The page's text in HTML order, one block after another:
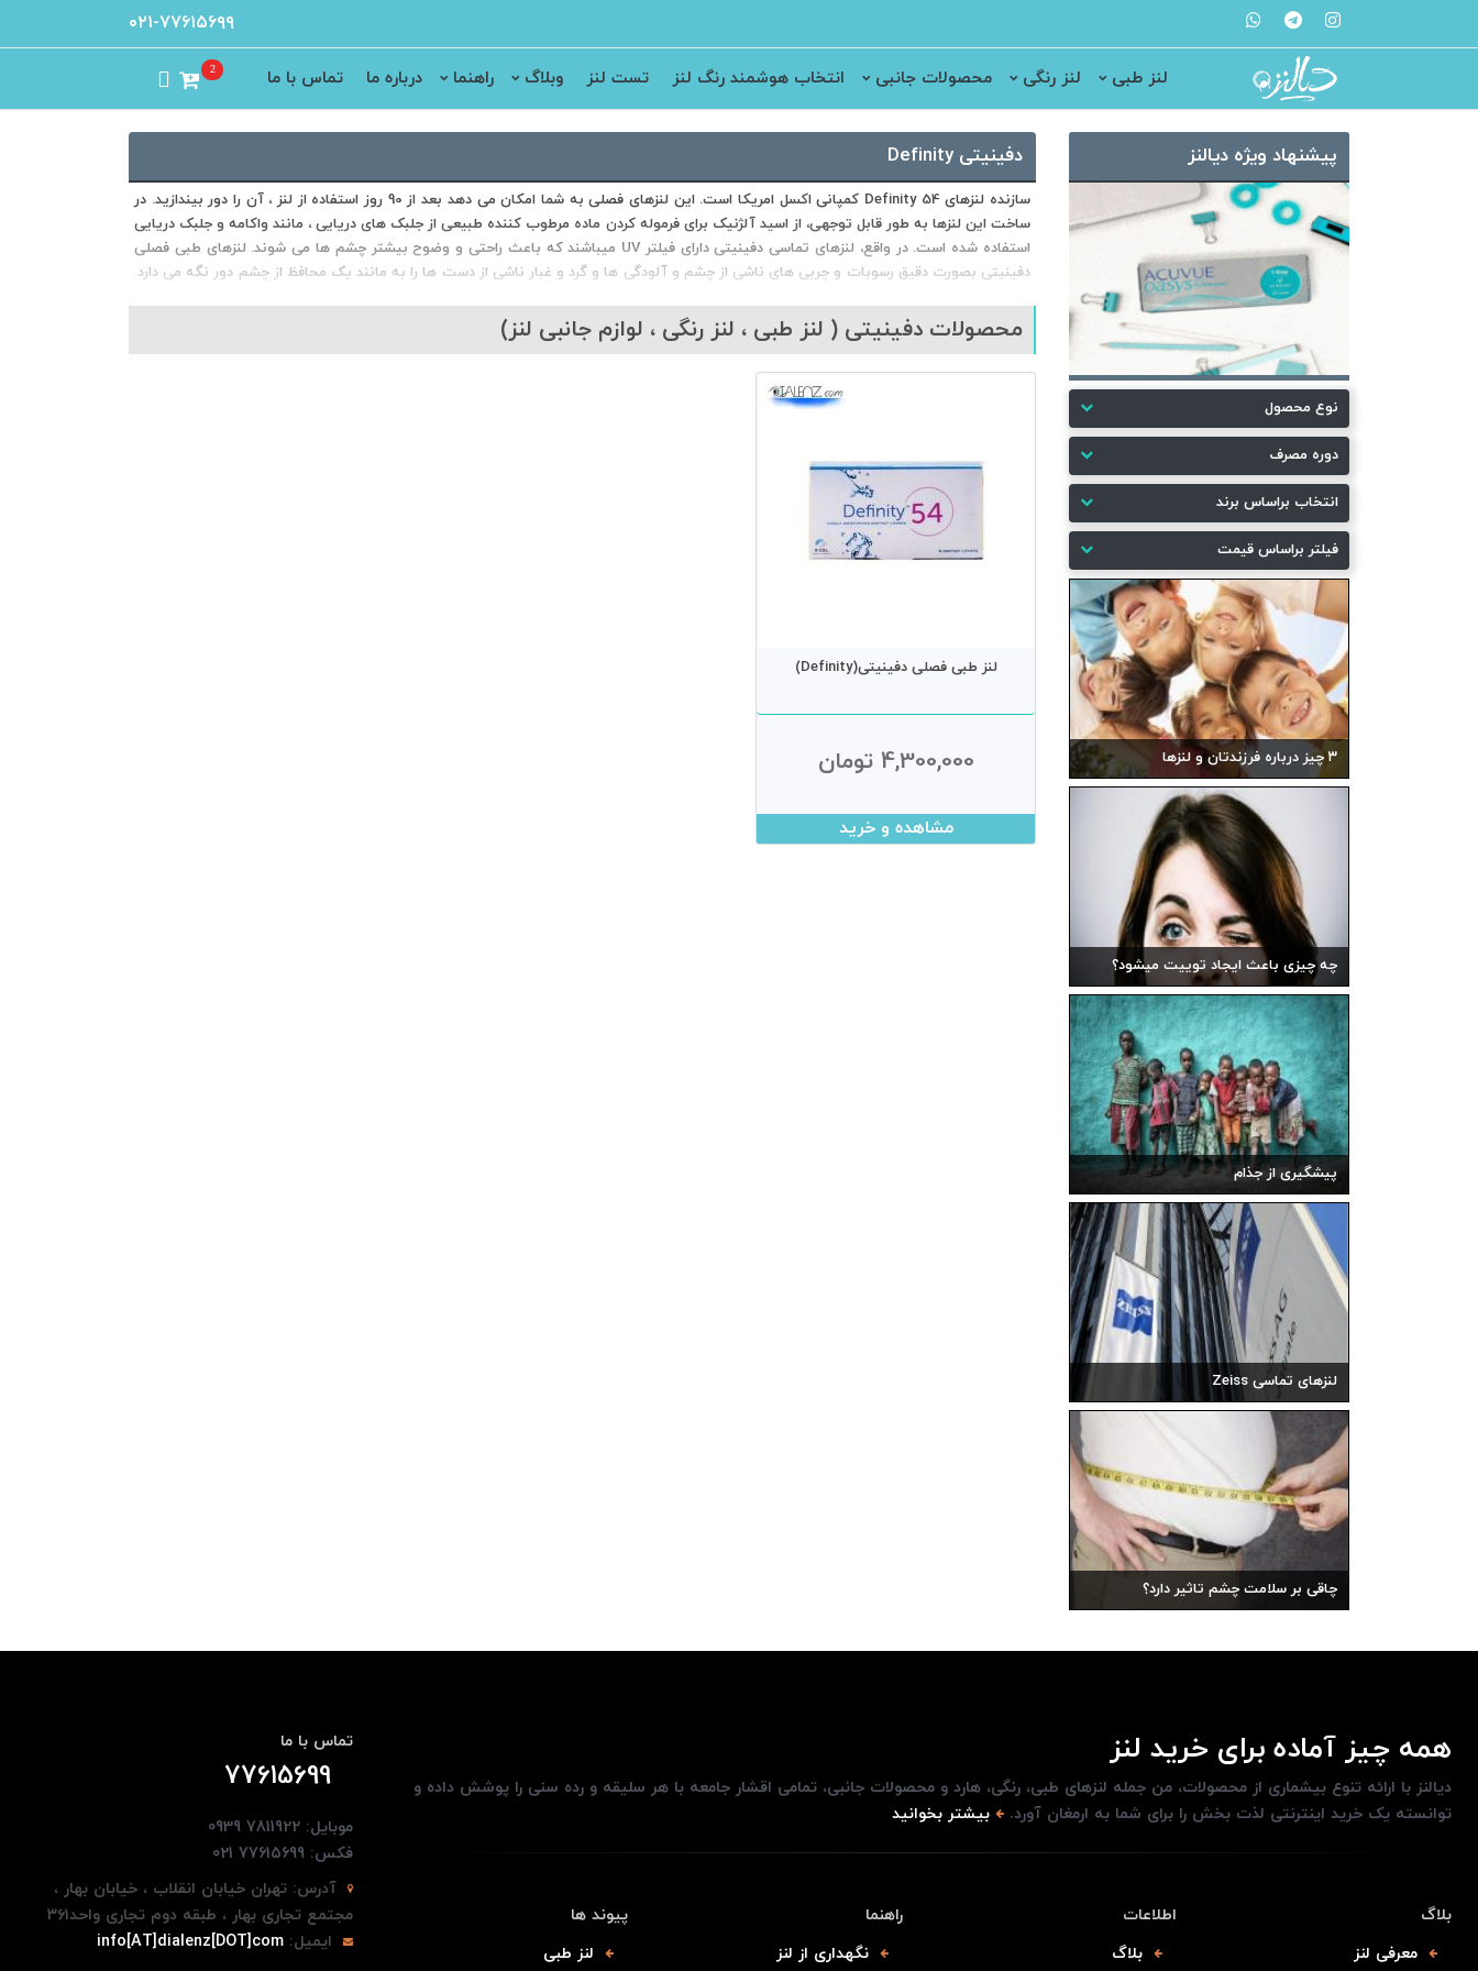
۰۲۱-۷۷۶۱۵۶۹۹
لنز طبی لنز رنگی محصولات جانبی انتخاب هوشمند رنگ لنز تست لنز وبلاگ راهنما درباره ما تماس با ما 2
پیشنهاد ویژه دیالنز
نوع محصول
دوره مصرف
انتخاب براساس برند
فیلتر براساس قیمت
۳ چیز درباره فرزندتان و لنزها
چه چیزی باعث ایجاد توییت میشود؟
پیشگیری از جذام
لنزهای تماسی Zeiss
چاقی بر سلامت چشم تاثیر دارد؟
دفینیتی Definity
سازنده لنزهای Definity 54 کمپانی اکسل امریکا است. این لنزهای فصلی به شما امکان می دهد بعد از 90 روز استفاده از لنز ، آن را دور بیندازید. در
ساخت این لنزها به طور قابل توجهی، از اسید آلژنیک برای فرموله کردن ماده مرطوب کننده طبیعی از جلبک های دریایی ، مانند واکامه و جلبک دریایی
استفاده شده است. در واقع، لنزهای تماسی دفینیتی دارای فیلتر UV میباشند که باعث راحتی و وضوح بیشتر چشم ها می شوند. لنزهای طبی فصلی
دفینیتی بصورت دقیق رسوبات و چربی های ناشی از چشم و آلودگی ها و گرد و غبار ناشی از دست ها را به مانند یک محافظ از چشم دور نگه می دارد.
آبرسانی فوق العاده 54 درصدی و همچنین حفظ رطوبت چشم در طول روز، از نوع لنزهای طبی با کیفیت بالا محسوب می شوند. به طور خاص، لنز
طبی فصلی Definity 54 دارای حفاظت UltraVision CLPL است. همچنین این برند از کمپانی اکسل در آسیا و بیشتر در اروپا با نسبت بیشتری موجود
دارای دو نماد منفی و مثبت با پایداری الکتریکی است. بنابراین، چشم را پایدار می کند و آلودگی ها و گرد و غبار را از لنز دور می کند. . دارای جاذب
محصولات دفینیتی ( لنز طبی ، لنز رنگی ، لوازم جانبی لنز)
لنز طبی فصلی دفینیتی(Definity)
4,300,000 تومان
مشاهده و خرید
همه چیز آماده برای خرید لنز
دیالنز با ارائه تنوع بیشماری از محصولات، من جمله لنزهای طبی، رنگی، هارد و محصولات جانبی، تمامی اقشار جامعه با هر سلیقه و رده سنی را پوشش داده و
توانسته یک خرید اینترنتی لذت بخش را برای شما به ارمغان آورد.
بیشتر بخوانید
بلاگ
معرفی لنز
اطلاعات
بلاگ
راهنما
نگهداری از لنز
پیوند ها
لنز طبی
تماس با ما
77615699
موبایل: 7811922 0939
فکس: 77615699 021
آدرس: تهران خیابان انقلاب ، خیابان بهار ،
مجتمع تجاری بهار ، طبقه دوم تجاری واحد۳۶۱
ایمیل: info[AT]dialenz[DOT]com